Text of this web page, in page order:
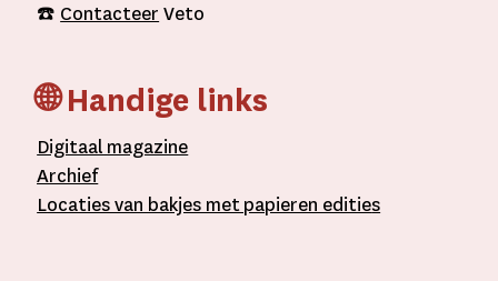
☎️ Contacteer Veto
🌐 Handige links
Digitaal magazine
Archief
Locaties van bakjes metpapieren edities